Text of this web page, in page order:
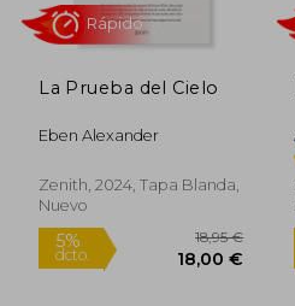
La Prueba del Cielo
Eben Alexander
Zenith, 2024, Tapa Blanda,
Nuevo